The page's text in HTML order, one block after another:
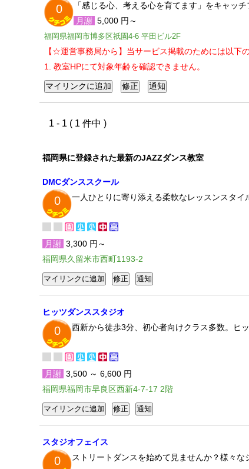
0
「感じる心、考える心を育てます」をキャッ
月謝 5,000 円～
福岡県福岡市博多区祇園4-6 平田ビル2F
【☆運営事務局から】当サービス掲載のためには以下
1. 教室HPにて対象年齢を確認できません。
1 - 1 ( 1 件中 )
福岡県に登録された最新のJAZZダンス教室
DMCダンススクール
0 一人ひとりに寄り添える柔軟なレッスンスタイ
月謝 3,300 円～
福岡県久留米市西町1193-2
ヒッツダンススタジオ
0 西新から徒歩3分、初心者向けクラス多数。ヒ
月謝 3,500 ～ 6,600 円
福岡県福岡市早良区西新4-7-17 2階
スタジオフェイス
0 ストリートダンスを始めて見ませんか？様々